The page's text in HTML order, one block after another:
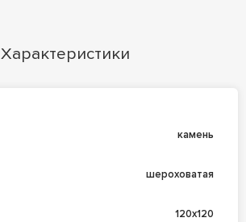
Характеристики
камень
шероховатая
120x120